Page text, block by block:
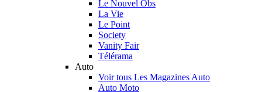
Le Nouvel Obs
La Vie
Le Point
Society
Vanity Fair
Télérama
Auto
Voir tous Les Magazines Auto
Auto Moto